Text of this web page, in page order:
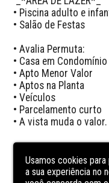
• Piscina adulto e
• Salão de Festas
• Avalia Permuta:
• Casa em Condomínio
• Apto Menor Valor
• Aptos na Planta
• Veículos
• Parcelamento curto
• ⁠A vista muda o valor.
Usamos cookies
a sua experiência no